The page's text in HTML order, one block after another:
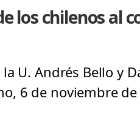
los chilenos al
U. Andrés Bello y
6 de noviembre de